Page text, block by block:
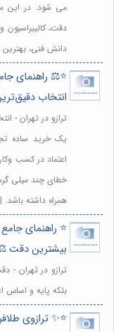
می شود. در این
دقت، کالیبراسیون
دانش فنی،
⭐️⚖️ راهنمای
انتخاب
ترازو در تهران -
یک خرید ساده
اعتماد در کسب
خطای چند میلی
همراه داشته
⭐️ راهنمای
بیشترین دقت
ترازو در تهران -
بلکه پایه و اساس
⭐️✨ ترازوی